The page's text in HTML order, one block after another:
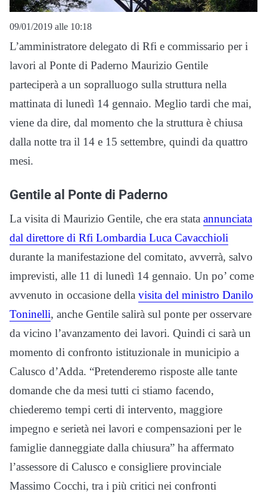
09/01/2019 alle 10:18
L’amministratore delegato di Rfi e commissario per i
lavori al Ponte di Paderno Maurizio Gentile
parteciperà a un sopralluogo sulla struttura nella
mattinata di lunedì 14 gennaio. Meglio tardi che mai,
viene da dire, dal momento che la struttura è chiusa
dalla notte tra il 14 e 15 settembre, quindi da quattro
mesi.
Gentile al Ponte di Paderno
La visita di Maurizio Gentile, che era stata annunciata
dal direttore di Rfi Lombardia Luca Cavacchioli
durante la manifestazione del comitato, avverrà, salvo
imprevisti, alle 11 di lunedì 14 gennaio. Un po’ come
avvenuto in occasione della visita del ministro Danilo
Toninelli, anche Gentile salirà sul ponte per osservare
da vicino l’avanzamento dei lavori. Quindi ci sarà un
momento di confronto istituzionale in municipio a
Calusco d’Adda. “Pretenderemo risposte alle tante
domande che da mesi tutti ci stiamo facendo,
chiederemo tempi certi di intervento, maggiore
impegno e serietà nei lavori e compensazioni per le
famiglie danneggiate dalla chiusura” ha affermato
l’assessore di Calusco e consigliere provinciale
Massimo Cocchi, tra i più critici nei confronti